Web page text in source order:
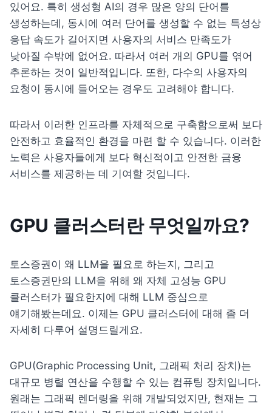
있어요. 특히 생성형 AI의 경우 많은 양의 단어를
생성하는데, 동시에 여러 단어를 생성할 수 없는 특성상
응답 속도가 길어지면 사용자의 서비스 만족도가
낮아질 수밖에 없어요. 따라서 여러 개의 GPU를 엮어
추론하는 것이 일반적입니다. 또한, 다수의 사용자의
요청이 동시에 들어오는 경우도 고려해야 합니다.
따라서 이러한 인프라를 자체적으로 구축함으로써 보다
안전하고 효율적인 환경을 마련 할 수 있습니다. 이러한
노력은 사용자들에게 보다 혁신적이고 안전한 금융
서비스를 제공하는 데 기여할 것입니다.
GPU 클러스터란 무엇일까요?
토스증권이 왜 LLM을 필요로 하는지, 그리고
토스증권만의 LLM을 위해 왜 자체 고성능 GPU
클러스터가 필요한지에 대해 LLM 중심으로
얘기해봤는데요. 이제는 GPU 클러스터에 대해 좀 더
자세히 다루어 설명드릴게요.
GPU(Graphic Processing Unit, 그래픽 처리 장치)는
대규모 병렬 연산을 수행할 수 있는 컴퓨팅 장치입니다.
원래는 그래픽 렌더링을 위해 개발되었지만, 현재는 그